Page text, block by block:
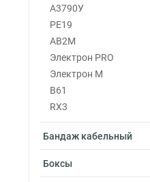
А3790У
PE19
АВ2М
Электрон PRO
Электрон М
В61
RX3
Бандаж кабельный
Боксы